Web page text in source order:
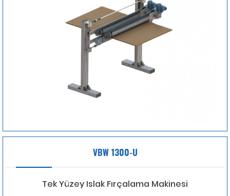
VBW 1300-U
Tek Yüzey Islak Fırçalama Makinesi